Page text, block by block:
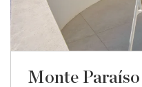
Monte Paraíso